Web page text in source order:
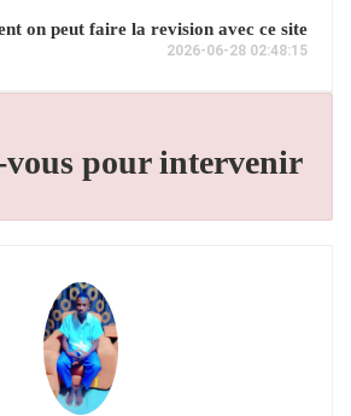
on peut faire la revision avec ce site
2026-06-28 02:48:15
pour intervenir